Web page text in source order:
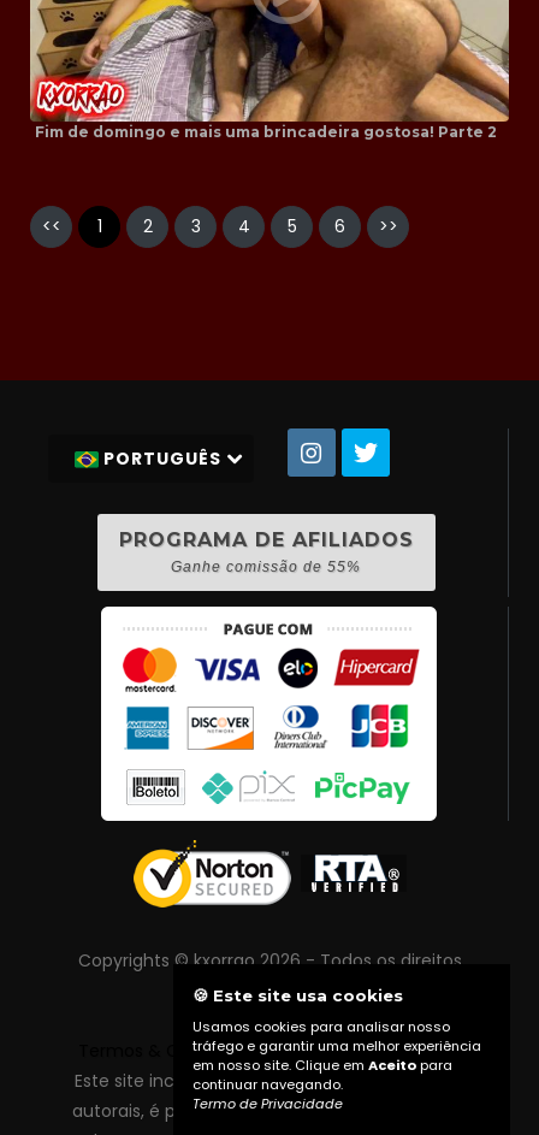
Fim de domingo e mais uma brincadeira gostosa! Parte 2
<< 1 2 3 4 5 6 >>
PORTUGUÊS
PROGRAMA DE AFILIADOS
Ganhe comissão de 55%
Copyrights © kxorrao 2026 - Todos os direitos
reservados
Termos & Condições |Política de Privacidade
Este site inclui conteúdo protegido por direitos
autorais, é proibida reprodução total ou parcial
🍪 Este site usa cookies
Usamos cookies para analisar nosso
tráfego e garantir uma melhor experiência
em nosso site. Clique em Aceitopara
continuar navegando.
Termo de Privacidade